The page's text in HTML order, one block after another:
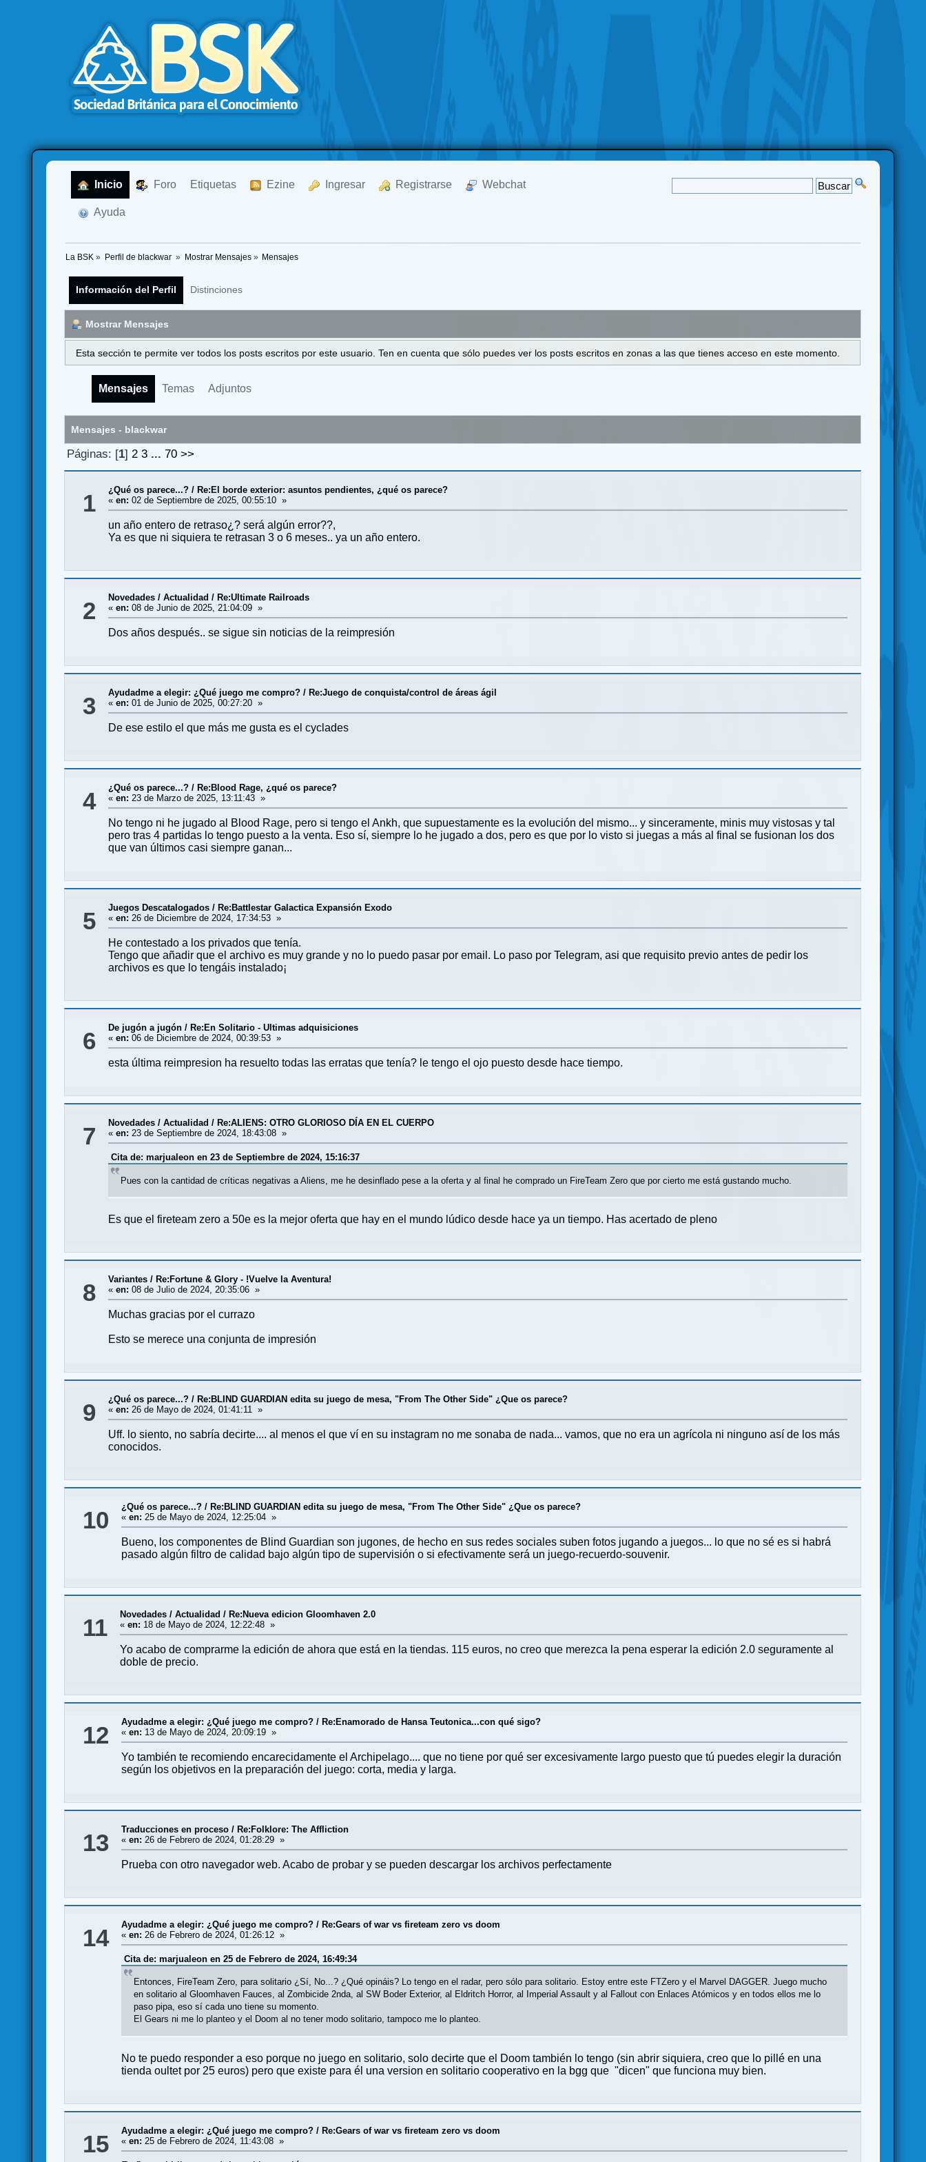
Inicio Foro Etiquetas Ezine Ingresar Registrarse Webchat
Ayuda
La BSK » Perfil de blackwar » Mostrar Mensajes» Mensajes
Información del Perfil Distinciones
Mostrar Mensajes
Esta sección te permite ver todos los posts escritos por este usuario. Ten en cuenta que sólo puedes ver los posts escritos en zonas a las que tienes acceso en este momento.
Mensajes Temas Adjuntos
Mensajes - blackwar
Páginas: [1] 2 3 ... 70 >>
1 ¿Qué os parece...? / Re:El borde exterior: asuntos pendientes, ¿qué os parece?
«en: 02 de Septiembre de 2025, 00:55:10 »
un año entero de retraso¿? será algún error??,
Ya es que ni siquiera te retrasan 3 o 6 meses.. ya un año entero.
2 Novedades / Actualidad / Re:Ultimate Railroads
«en: 08 de Junio de 2025, 21:04:09 »
Dos años después.. se sigue sin noticias de la reimpresión
3 Ayudadme a elegir: ¿Qué juego me compro? / Re:Juego de conquista/control de áreas ágil
«en: 01 de Junio de 2025, 00:27:20 »
De ese estilo el que más me gusta es el cyclades
4 ¿Qué os parece...? / Re:Blood Rage, ¿qué os parece?
«en: 23 de Marzo de 2025, 13:11:43 »
No tengo ni he jugado al Blood Rage, pero si tengo el Ankh, que supuestamente es la evolución del mismo... y sinceramente, minis muy vistosas y tal
pero tras 4 partidas lo tengo puesto a la venta. Eso sí, siempre lo he jugado a dos, pero es que por lo visto si juegas a más al final se fusionan los dos
que van últimos casi siempre ganan...
5 Juegos Descatalogados / Re:Battlestar Galactica Expansión Exodo
«en: 26 de Diciembre de 2024, 17:34:53 »
He contestado a los privados que tenía.
Tengo que añadir que el archivo es muy grande y no lo puedo pasar por email. Lo paso por Telegram, asi que requisito previo antes de pedir los
archivos es que lo tengáis instalado¡
6 De jugón a jugón / Re:En Solitario - Ultimas adquisiciones
«en: 06 de Diciembre de 2024, 00:39:53 »
esta última reimpresion ha resuelto todas las erratas que tenía? le tengo el ojo puesto desde hace tiempo.
7 Novedades / Actualidad / Re:ALIENS: OTRO GLORIOSO DÍA EN EL CUERPO
«en: 23 de Septiembre de 2024, 18:43:08 »
Cita de: marjualeon en 23 de Septiembre de 2024, 15:16:37
Pues con la cantidad de críticas negativas a Aliens, me he desinflado pese a la oferta y al final he comprado un FireTeam Zero que por cierto me está gustando mucho.
Es que el fireteam zero a 50e es la mejor oferta que hay en el mundo lúdico desde hace ya un tiempo. Has acertado de pleno
8 Variantes / Re:Fortune & Glory - !Vuelve la Aventura!
«en: 08 de Julio de 2024, 20:35:06 »
Muchas gracias por el currazo
Esto se merece una conjunta de impresión
9 ¿Qué os parece...? / Re:BLIND GUARDIAN edita su juego de mesa, "From The Other Side" ¿Que os parece?
«en: 26 de Mayo de 2024, 01:41:11 »
Uff. lo siento, no sabría decirte.... al menos el que ví en su instagram no me sonaba de nada... vamos, que no era un agrícola ni ninguno así de los más
conocidos.
10 ¿Qué os parece...? / Re:BLIND GUARDIAN edita su juego de mesa, "From The Other Side" ¿Que os parece?
«en: 25 de Mayo de 2024, 12:25:04 »
Bueno, los componentes de Blind Guardian son jugones, de hecho en sus redes sociales suben fotos jugando a juegos... lo que no sé es si habrá
pasado algún filtro de calidad bajo algún tipo de supervisión o si efectivamente será un juego-recuerdo-souvenir.
11 Novedades / Actualidad / Re:Nueva edicion Gloomhaven 2.0
«en: 18 de Mayo de 2024, 12:22:48 »
Yo acabo de comprarme la edición de ahora que está en la tiendas. 115 euros, no creo que merezca la pena esperar la edición 2.0 seguramente al
doble de precio.
12 Ayudadme a elegir: ¿Qué juego me compro? / Re:Enamorado de Hansa Teutonica...con qué sigo?
«en: 13 de Mayo de 2024, 20:09:19 »
Yo también te recomiendo encarecidamente el Archipelago.... que no tiene por qué ser excesivamente largo puesto que tú puedes elegir la duración
según los objetivos en la preparación del juego: corta, media y larga.
13 Traducciones en proceso / Re:Folklore: The Affliction
«en: 26 de Febrero de 2024, 01:28:29 »
Prueba con otro navegador web. Acabo de probar y se pueden descargar los archivos perfectamente
14 Ayudadme a elegir: ¿Qué juego me compro? / Re:Gears of war vs fireteam zero vs doom
«en: 26 de Febrero de 2024, 01:26:12 »
Cita de: marjualeon en 25 de Febrero de 2024, 16:49:34
Entonces, FireTeam Zero, para solitario ¿Sí, No...? ¿Qué opináis? Lo tengo en el radar, pero sólo para solitario. Estoy entre este FTZero y el Marvel DAGGER. Juego mucho
en solitario al Gloomhaven Fauces, al Zombicide 2nda, al SW Boder Exterior, al Eldritch Horror, al Imperial Assault y al Fallout con Enlaces Atómicos y en todos ellos me lo
paso pipa, eso sí cada uno tiene su momento.
El Gears ni me lo planteo y el Doom al no tener modo solitario, tampoco me lo planteo.
No te puedo responder a eso porque no juego en solitario, solo decirte que el Doom también lo tengo (sin abrir siquiera, creo que lo pillé en una
tienda oultet por 25 euros) pero que existe para él una version en solitario cooperativo en la bgg que "dicen" que funciona muy bien.
15 Ayudadme a elegir: ¿Qué juego me compro? /Re:Gears of war vs fireteam zero vs doom
«en: 25 de Febrero de 2024, 11:43:08 »